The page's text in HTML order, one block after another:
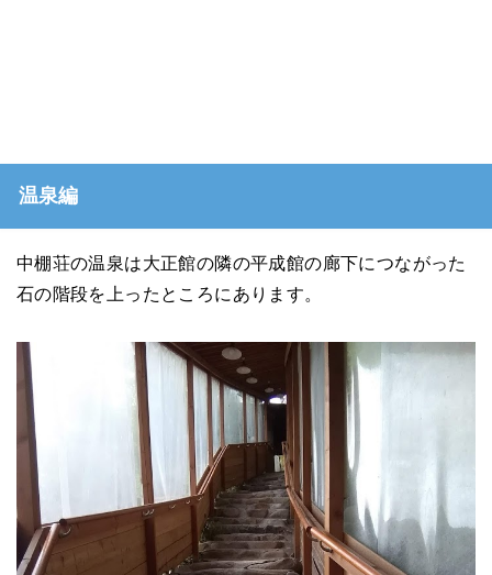
温泉編
中棚荘の温泉は大正館の隣の平成館の廊下につながった
石の階段を上ったところにあります。